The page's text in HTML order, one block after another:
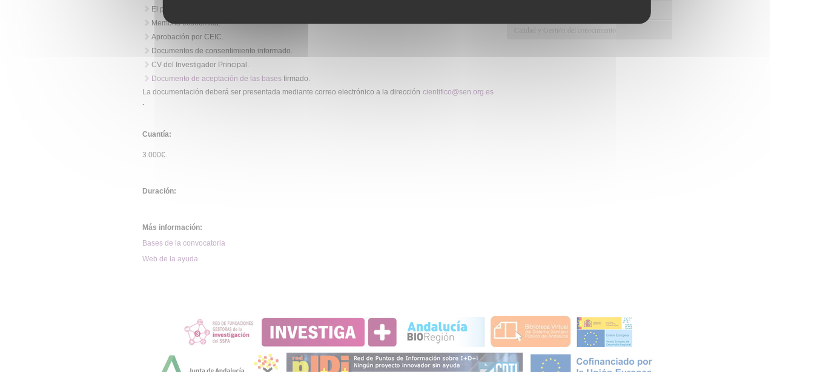
El protocolo del estudio (incluyendo cronograma).
Memoria económica.
Aprobación por CEIC.
Documentos de consentimiento informado.
CV del Investigador Principal.
Documento de aceptación de las basesfirmado.
La documentación deberá ser presentada mediante correo electrónico a la dirección cientifico@sen.org.es
.
Cuantía:
3.000€.
Duración:
Más información:
Bases de la convocatoria
Web de la ayuda
Calidad y Gestión del conocimiento